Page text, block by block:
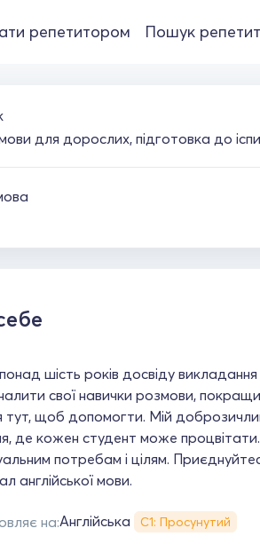
репетитором Пошук
для дорослих, підготовка до
шість років досвіду
свої навички розмови,
тут, щоб допомогти. Мій
де кожен студент може
потребам і цілям.
англійської мови.
на:Англійська С1: Просунутий